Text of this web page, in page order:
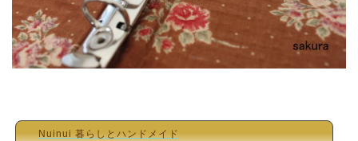
Nuinui 暮らしとハンドメイド